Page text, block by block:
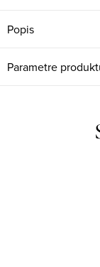
Popis
Parametre